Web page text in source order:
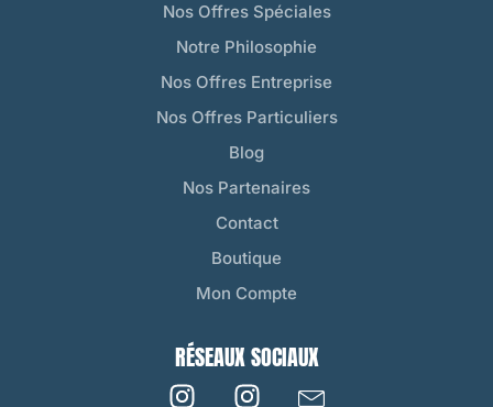
Nos Offres Spéciales
Notre Philosophie
Nos Offres Entreprise
Nos Offres Particuliers
Blog
Nos Partenaires
Contact
Boutique
Mon Compte
RÉSEAUX SOCIAUX